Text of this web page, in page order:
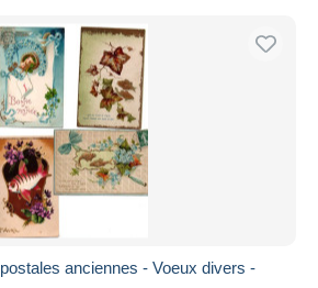
anciennes - Voeux divers -